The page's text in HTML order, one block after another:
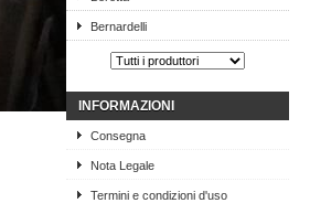
Bernardelli
INFORMAZIONI
Consegna
Nota Legale
Termini e condizioni d'uso